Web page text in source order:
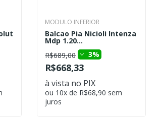
MODULO INFERIOR
Balcao Pia Nicioli Intenza
Mdp 1.20...
R$689,00
3%
R$668,33
à vista no PIX
ou 10x de R$68,90 sem
juros